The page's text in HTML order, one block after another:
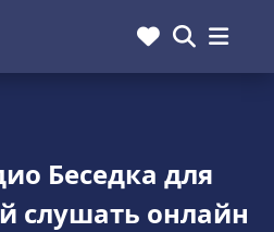
Беседка для
слушать онлайн